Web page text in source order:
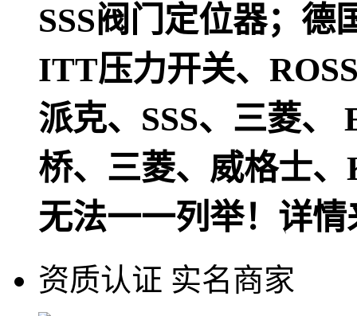
SSS阀门定位器；德
ITT压力开关、
派克、SSS、三菱、
桥、三菱、威格士
无法一一列举！详
资质认证 实名商家